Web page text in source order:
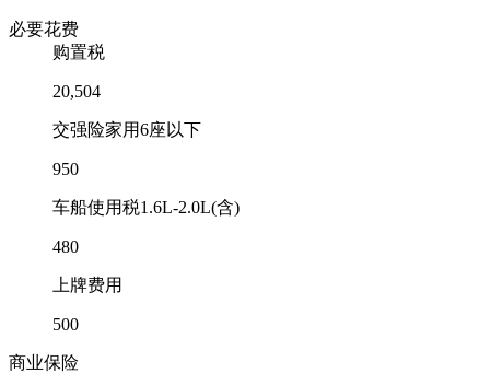
必要花费
购置税
20,504
交强险家用6座以下
950
车船使用税1.6L-2.0L(含)
480
上牌费用
500
商业保险